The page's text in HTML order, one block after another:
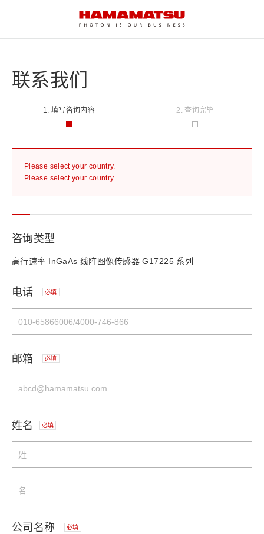
联系我们
1. 填写咨询内容 2. 查询完毕
Please select your country.
Please select your country.
咨询类型
高行速率 InGaAs 线阵图像传感器 G17225 系列
电话 必填
邮箱 必填
姓名 必填
公司名称 必填